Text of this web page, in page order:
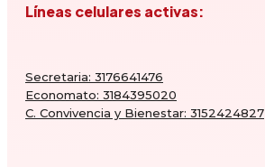
Líneas celulares activas:
Secretaria: 3176641476
Economato: 3184395020
C. Convivencia y Bienestar: 3152424827